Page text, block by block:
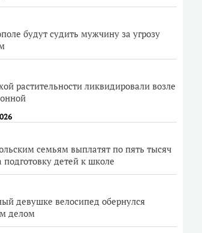
будут судить мужчину за угрозу
растительности ликвидировали возле
семьям выплатят по пять тысяч
подготовку детей к школе
девушке велосипед обернулся
делом